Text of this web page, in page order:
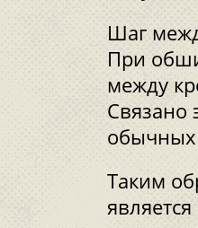
Шаг
При
между
Связано
обычных
Таким